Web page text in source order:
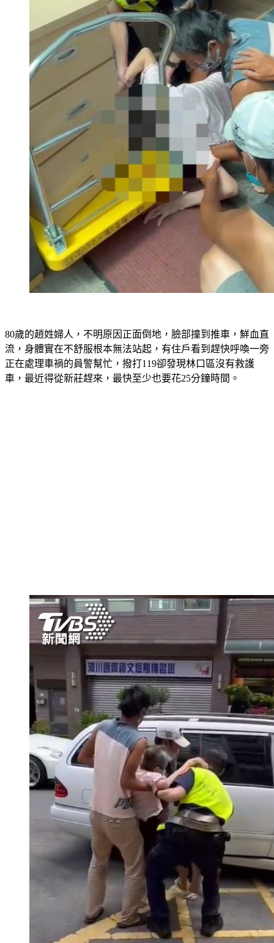
80歲的趙姓婦人，不明原因正面倒地，臉部撞到推車，鮮血直
流，身體實在不舒服根本無法站起，有住戶看到趕快呼喚一旁
正在處理車禍的員警幫忙，撥打119卻發現林口區沒有救護
車，最近得從新莊趕來，最快至少也要花25分鐘時間。